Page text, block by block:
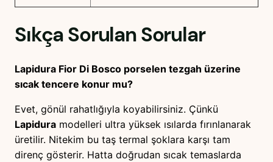
Sıkça Sorulan Sorular
Lapidura Fior Di Bosco porselen tezgah üzerine
sıcak tencere konur mu?
Evet, gönül rahatlığıyla koyabilirsiniz. Çünkü
Lapidura modelleri ultra yüksek ısılarda fırınlanarak
üretilir. Nitekim bu taş termal şoklara karşı tam
direnç gösterir. Hatta doğrudan sıcak temaslarda